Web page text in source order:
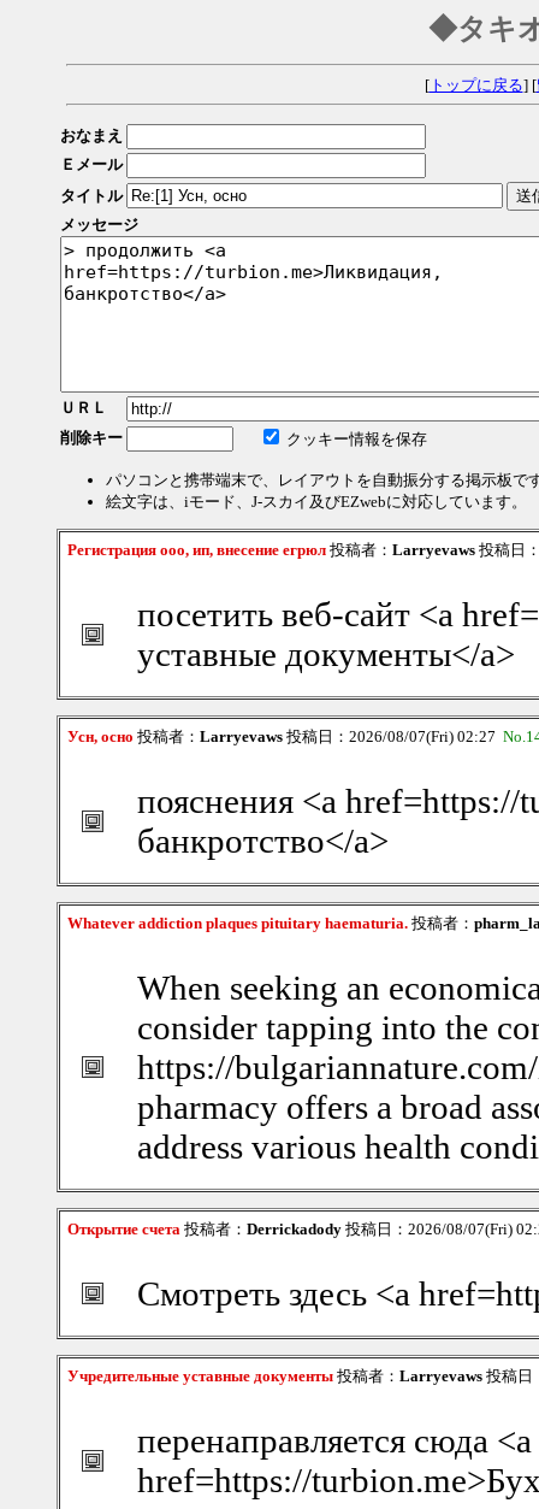
◆タキ
[トップに戻る] [
おなまえ
Ｅメール
タイトル
メッセージ
ＵＲＬ
削除キー
クッキー情報を保存
パソコンと携帯端末で、レイアウトを自動振分する掲示板で
絵文字は、iモード、J-スカイ及びEZwebに対応しています。
Регистрация ооо, ип, внесение егрюл 投稿者： Larryevaws 投稿日
посетить веб-сайт <a
уставные документы</a>
Усн, осно 投稿者： Larryevaws 投稿日：2026/08/07(Fri) 02:27
пояснения <a
банкротство</a>
Whatever addiction plaques pituitary haematuria. 投稿者：
When seeking an
consider tapping into the
https://
pharmacy offers a broad
address various health
Открытие счета 投稿者： Derrickadody 投稿日：2026/08/07(Fri)
Смотреть здесь <a
Учредительные уставные документы 投稿者： Larryevaws 投稿日
перенаправляется сюда <a
href=https://